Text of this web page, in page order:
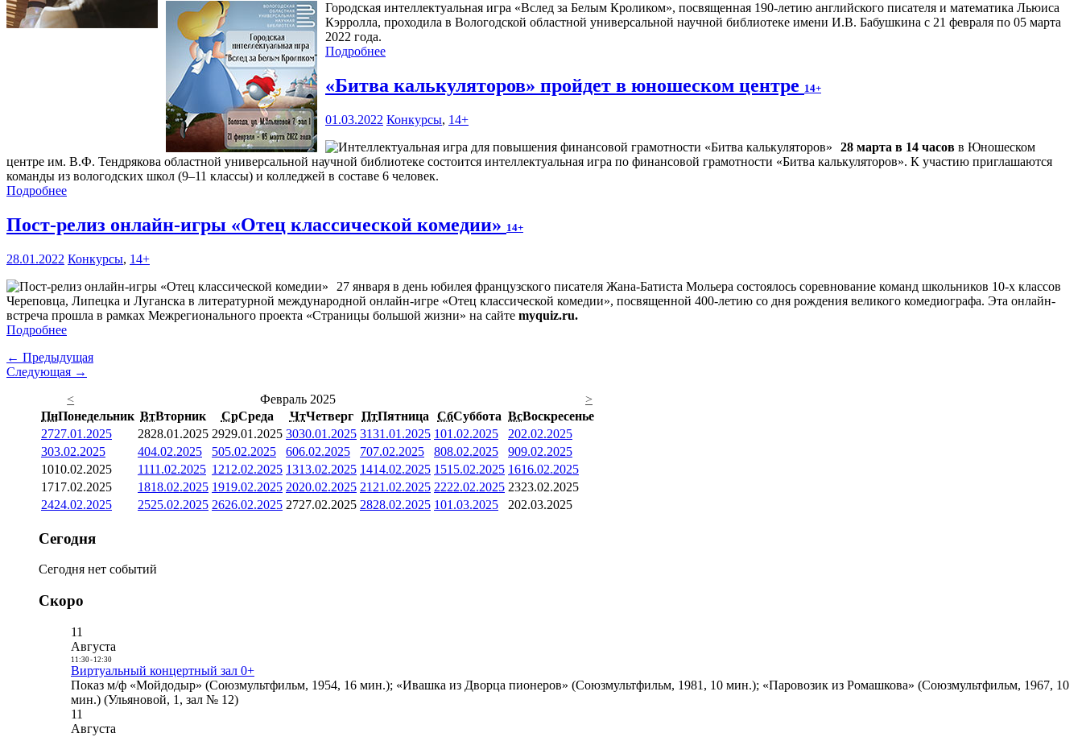
Городская интеллектуальная игра «Вслед за Белым Кроликом», посвященная 190-летию английского писателя и математика Льюиса
Кэрролла, проходила в Вологодской областной универсальной научной библиотеке имени И.В. Бабушкина с 21 февраля по 05 марта
2022 года.
Подробнее
«Битва калькуляторов» пройдет в юношеском центре 14+
01.03.2022 Конкурсы, 14+
28 марта в 14 часов в Юношеском
центре им. В.Ф. Тендрякова областной универсальной научной библиотеке состоится интеллектуальная игра по финансовой грамотности «Битва калькуляторов». К участию приглашаются
команды из вологодских школ (9–11 классы) и колледжей в составе 6 человек.
Подробнее
Пост-релиз онлайн-игры «Отец классической комедии» 14+
28.01.2022 Конкурсы, 14+
27 января в день юбилея французского писателя Жана-Батиста Мольера состоялось соревнование команд школьников 10-х классов
Череповца, Липецка и Луганска в литературной международной онлайн-игре «Отец классической комедии», посвященной 400-летию со дня рождения великого комедиографа. Эта онлайн-
встреча прошла в рамках Межрегионального проекта «Страницы большой жизни» на сайте myquiz.ru.
Подробнее
← Предыдущая
Следующая →
<
Февраль 2025
>
ПнПонедельник ВтВторник СрСреда ЧтЧетверг ПтПятница СбСуббота ВсВоскресенье
2727.01.2025 2828.01.2025 2929.01.2025 3030.01.2025 3131.01.2025 101.02.2025 202.02.2025
303.02.2025 404.02.2025 505.02.2025 606.02.2025 707.02.2025 808.02.2025 909.02.2025
1010.02.2025 1111.02.2025 1212.02.2025 1313.02.2025 1414.02.2025 1515.02.2025 1616.02.2025
1717.02.2025 1818.02.2025 1919.02.2025 2020.02.2025 21 21.02.2025 2222.02.2025 2323.02.2025
2424.02.2025 2525.02.2025 2626.02.2025 2727.02.2025 2828.02.2025 101.03.2025 202.03.2025
Сегодня
Сегодня нет событий
Скоро
11
Августа
11:30- 12:30
Виртуальный концертный зал 0+
Показ м/ф «Мойдодыр» (Союзмультфильм, 1954, 16 мин.); «Ивашка из Дворца пионеров» (Союзмультфильм, 1981, 10 мин.); «Паровозик из Ромашкова» (Союзмультфильм, 1967, 10
мин.) (Ульяновой, 1, зал № 12)
11
Августа